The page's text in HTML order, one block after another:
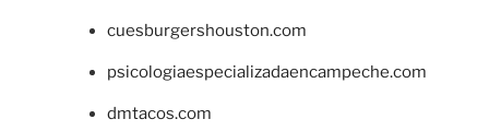
cuesburgershouston.com
psicologiaespecializadaencampeche.com
dmtacos.com